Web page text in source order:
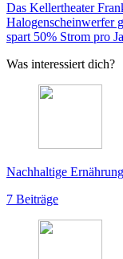
Das Kellertheater
Halogenscheinwerfer
spart 50% Strom pro
Was interessiert dich?
Nachhaltige Ernährung
7 Beiträge